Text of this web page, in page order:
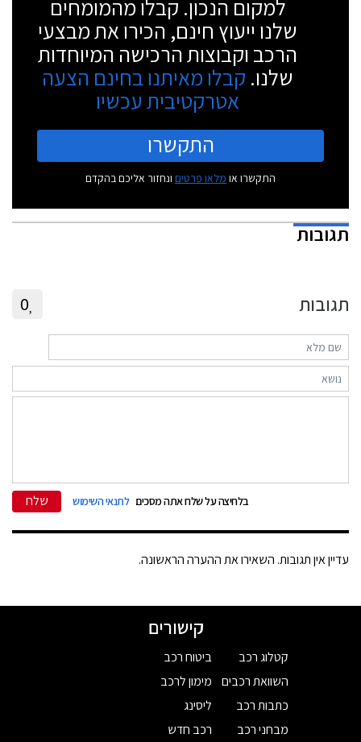
למקום הנכון. קבלו מהמומחים
שלנו ייעוץ חינם, הכירו את מבצעי
הרכב וקבוצות הרכישה המיוחדות
שלנו. קבלו מאיתנו בחינם הצעה
אטרקטיבית עכשיו
התקשרו
התקשרו או מלאו פרטים ונחזור אליכם בהקדם
תגובות
תגובות 0
בלחיצה על שלח אתה מסכים לתנאי השימוש שלח
עדיין אין תגובות. השאירו את ההערה הראשונה.
קישורים
קטלוג רכב
השוואת רכבים
כתבות רכב
מבחני רכב
ביטוח רכב
מימון לרכב
ליסינג
רכב חדש